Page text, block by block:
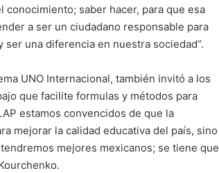
saber hacer, para que esa
a ser un ciudadano responsable para
una diferencia en nuestra sociedad”.
UNO Internacional, también invitó a los
que facilite formulas y métodos para
estamos convencidos de que la
mejorar la calidad educativa del país, sino
mejores mexicanos; se tiene que